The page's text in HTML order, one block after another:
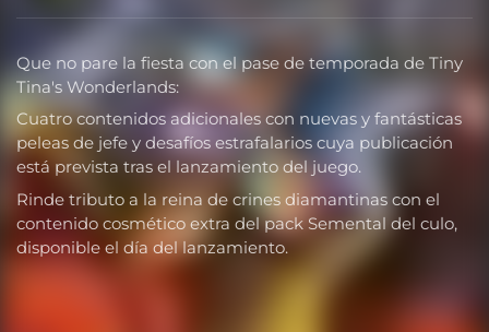
Que no pare la fiesta con el pase de temporada de Tiny
Tina's Wonderlands:
Cuatro contenidos adicionales con nuevas y fantásticas
peleas de jefe y desafíos estrafalarios cuya publicación
está prevista tras el lanzamiento del juego.
Rinde tributo a la reina de crines diamantinas con el
contenido cosmético extra del pack Semental del culo,
disponible el día del lanzamiento.